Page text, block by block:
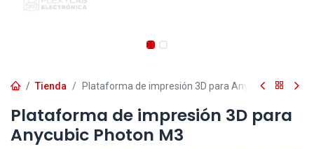
Tienda Plataforma de impresión 3D para Anycubic Photon
Plataforma de impresión 3D para
Anycubic Photon M3